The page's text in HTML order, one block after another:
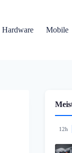
Hardware Mobile
12h